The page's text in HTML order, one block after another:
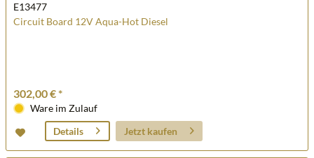
E13477
Circuit Board 12V Aqua-Hot Diesel
302,00 € *
Ware im Zulauf
Details
Jetzt kaufen